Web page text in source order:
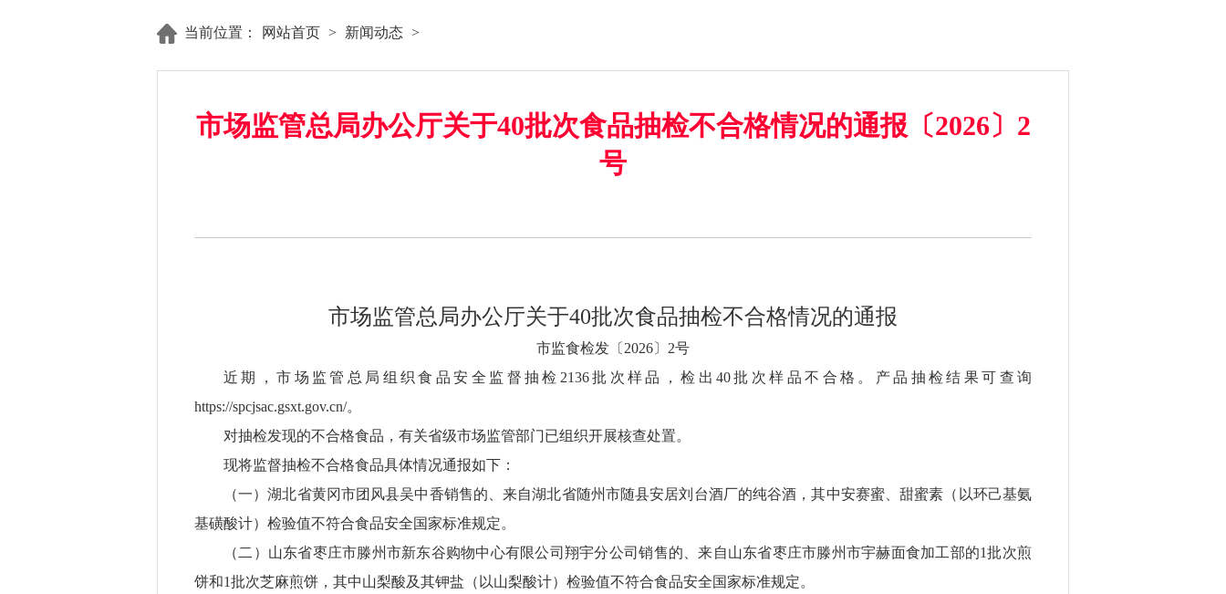
当前位置： 网站首页 > 新闻动态 >
市场监管总局办公厅关于40批次食品抽检不合格情况的通报〔2026〕2
号
市场监管总局办公厅关于40批次食品抽检不合格情况的通报
市监食检发〔2026〕2号
近期，市场监管总局组织食品安全监督抽检2136批次样品，检出40批次样品不合格。产品抽检结果可查询
https://spcjsac.gsxt.gov.cn/。
对抽检发现的不合格食品，有关省级市场监管部门已组织开展核查处置。
现将监督抽检不合格食品具体情况通报如下：
（一）湖北省黄冈市团风县吴中香销售的、来自湖北省随州市随县安居刘台酒厂的纯谷酒，其中安赛蜜、甜蜜素（以环己基氨
基磺酸计）检验值不符合食品安全国家标准规定。
（二）山东省枣庄市滕州市新东谷购物中心有限公司翔宇分公司销售的、来自山东省枣庄市滕州市宇赫面食加工部的1批次煎
饼和1批次芝麻煎饼，其中山梨酸及其钾盐（以山梨酸计）检验值不符合食品安全国家标准规定。